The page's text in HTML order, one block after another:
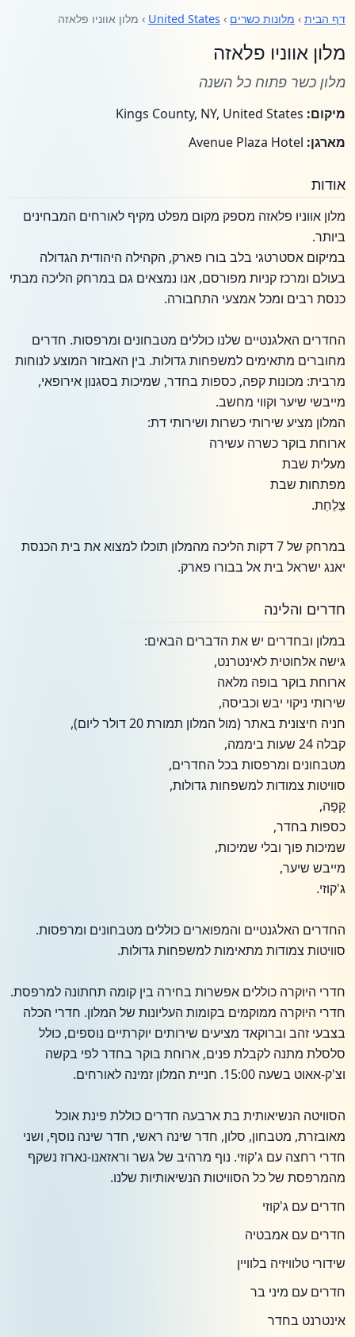
דף הבית › מלונות כשרים ›
United States › מלון אווניו פלאזה
מלון אווניו פלאזה
מלון כשר פתוח כל השנה
מיקום:
מארגן:
אודות
מלון אווניו פלאזה מספק מקום מפלט מקיף לאורחים המבחינים
ביותר.
במיקום אסטרטגי בלב בורו פארק, הקהילה היהודית הגדולה
בעולם ומרכז קניות מפורסם, אנו נמצאים גם במרחק הליכה מבתי
כנסת רבים ומכל אמצעי התחבורה.
החדרים האלגנטיים שלנו כוללים מטבחונים ומרפסות. חדרים
מחוברים מתאימים למשפחות גדולות. בין האבזור המוצע לנוחות
מרבית: מכונות קפה, כספות בחדר, שמיכות בסגנון אירופאי,
מייבשי שיער וקווי מחשב.
המלון מציע שירותי כשרות ושירותי דת:
ארוחת בוקר כשרה עשירה
מעלית שבת
מפתחות שבת
צַלַחַת.
במרחק של 7 דקות הליכה מהמלון תוכלו למצוא את בית הכנסת
יאנג ישראל בית אל בבורו פארק.
חדרים והלינה
במלון ובחדרים יש את הדברים הבאים:
גישה אלחוטית לאינטרנט,
ארוחת בוקר בופה מלאה
שירותי ניקוי יבש וכביסה,
חניה חיצונית באתר (מול המלון תמורת 20 דולר ליום),
קבלה 24 שעות ביממה,
מטבחונים ומרפסות בכל החדרים,
סוויטות צמודות למשפחות גדולות,
קָפֶה,
כספות בחדר,
שמיכות פוך ובלי שמיכות,
מייבש שיער,
ג'קוזי.
החדרים האלגנטיים והמפוארים כוללים מטבחונים ומרפסות.
סוויטות צמודות מתאימות למשפחות גדולות.
חדרי היוקרה כוללים אפשרות בחירה בין קומה תחתונה למרפסת.
חדרי היוקרה ממוקמים בקומות העליונות של המלון. חדרי הכלה
בצבעי זהב וברוקאד מציעים שירותים יוקרתיים נוספים, כולל
סלסלת מתנה לקבלת פנים, ארוחת בוקר בחדר לפי בקשה
וצ'ק-אאוט בשעה 15:00. חניית המלון זמינה לאורחים.
הסוויטה הנשיאותית בת ארבעה חדרים כוללת פינת אוכל
מאובזרת, מטבחון, סלון, חדר שינה ראשי, חדר שינה נוסף, ושני
חדרי רחצה עם ג'קוזי. נוף מרהיב של גשר וראזאנו-נארוז נשקף
מהמרפסת של כל הסוויטות הנשיאותיות שלנו.
חדרים עם ג'קוזי
חדרים עם אמבטיה
שידורי טלוויזיה בלוויין
חדרים עם מיני בר
אינטרנט בחדר